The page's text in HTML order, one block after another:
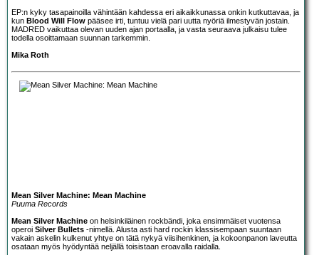
EP:n kyky tasapainoilla vähintään kahdessa eri aikaikkunassa onkin kutkuttavaa, ja
kun Blood Will Flow pääsee irti, tuntuu vielä pari uutta nyöriä ilmestyvän jostain.
MADRED vaikuttaa olevan uuden ajan portaalla, ja vasta seuraava julkaisu tulee
todella osoittamaan suunnan tarkemmin.
Mika Roth
Mean Silver Machine: Mean Machine
Puuma Records
Mean Silver Machine on helsinkiläinen rockbändi, joka ensimmäiset vuotensa
operoi Silver Bullets -nimellä. Alusta asti hard rockin klassisempaan suuntaan
vakain askelin kulkenut yhtye on tätä nykyä viisihenkinen, ja kokoonpanon laveutta
osataan myös hyödyntää neljällä toisistaan eroavalla raidalla.